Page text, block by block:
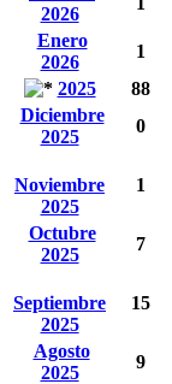
2026
Enero
2026
1
2025
88
Diciembre
2025
0
Noviembre
2025
1
Octubre
2025
7
Septiembre
2025
15
Agosto
2025
9